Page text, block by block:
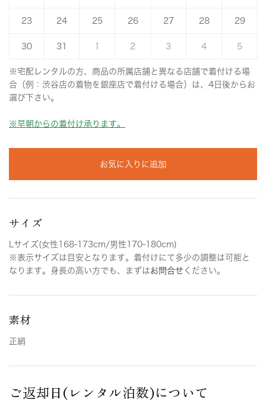
23 24 25 26 27 28 29
30 31 2 3 4 5
※宅配レンタルの方、商品の所属店舗と異なる店舗で着付ける場
合（例：渋谷店の着物を銀座店で着付ける場合）は、4日後からお
選び下さい。
※早朝からの着付け承ります。
お気に入りに追加
サイズ
Lサイズ(女性168-173cm/男性170-180cm)
※表示サイズは目安となります。着付けにて多少の調整は可能と
なります。身長の高い方でも、まずはお問合せ ください。
素材
正絹
ご返却日(レンタル泊数)について